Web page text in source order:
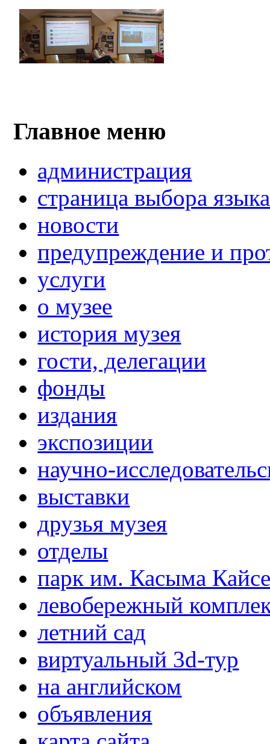
Главное меню
администрация
страница выбора языка
новости
предупреждение и
услуги
о музее
история музея
гости, делегации
фонды
издания
экспозиции
научно-
выставки
друзья музея
отделы
парк им. Касыма
левобережный
летний сад
виртуальный 3d-тур
на английском
объявления